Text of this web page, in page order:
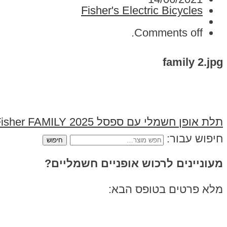
Fisher's Electric Bicycles
Comments off.
family 2.jpg
תלת אופן חשמלי עם ספסל Fisher FAMILY 2025
חיפוש עבור:
מעוניינים לרכוש אופניים חשמליים?
מלא פרטים בטופס הבא: